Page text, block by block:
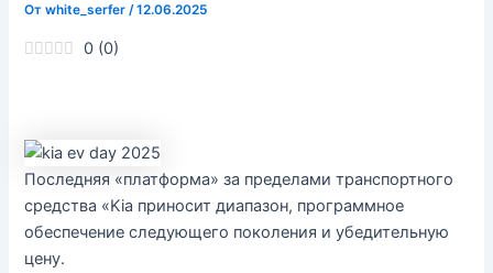
Отwhite_serfer/12.06.2025
0 (0)
Последняя «платформа» за пределами транспортного
средства «Kia приносит диапазон, программное
обеспечение следующего поколения и убедительную
цену.